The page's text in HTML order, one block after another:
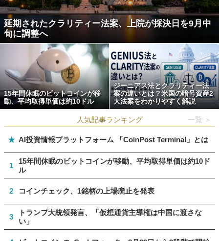
延期されたクラリティー法案、上院が採決日を9月中
旬に調整へ
15年間休眠のビットコインが移
動、平均取得単価は約10ドル
ジーニアス法とクラリティー法
案の違いとは？米国の暗号資産2
大法案をわかりやすく解説
人気記事ランキング 一覧 ＞
★ AI投資情報プラットフォーム 「CoinPost Terminal」とは
1
15年間休眠のビットコインが移動、平均取得単価は約10ド
ル
2 コインチェック、1銘柄の上場廃止を発表
3
トランプ大統領発言、「仮想通貨主導権は中国に渡さな
い」